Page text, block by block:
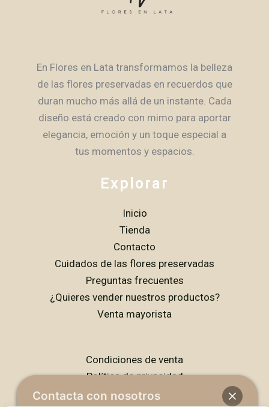
En Flores en Lata transformamos la belleza
de las flores preservadas en recuerdos que
duran mucho más allá de un instante. Cada
diseño está creado con mimo para aportar
elegancia, emoción y un toque especial a
tus momentos y espacios.
Explorar
Inicio
Tienda
Contacto
Cuidados de las flores preservadas
Preguntas frecuentes
¿Quieres vender nuestros productos?
Venta mayorista
Condiciones de venta
Política de privacidad
Política de cookies
Contacta con nosotros